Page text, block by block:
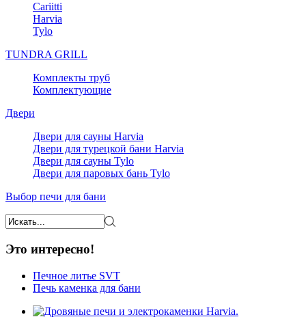
Cariitti
Harvia
Tylo
TUNDRA GRILL
Комплекты труб
Комплектующие
Двери
Двери для сауны Harvia
Двери для турецкой бани Harvia
Двери для сауны Tylo
Двери для паровых бань Tylo
Выбор печи для бани
Это интересно!
Печное литье SVT
Печь каменка для бани